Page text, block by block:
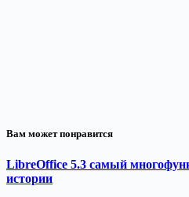
Вам может понравится
LibreOffice 5.3 самый
истории